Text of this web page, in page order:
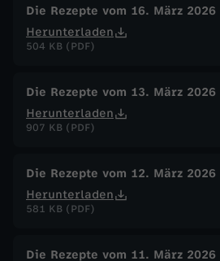
Die Rezepte vom 16. März 2026
Herunterladen
504 KB (PDF)
Die Rezepte vom 13. März 2026
Herunterladen
907 KB (PDF)
Die Rezepte vom 12. März 2026
Herunterladen
581 KB (PDF)
Die Rezepte vom 11. März 2026